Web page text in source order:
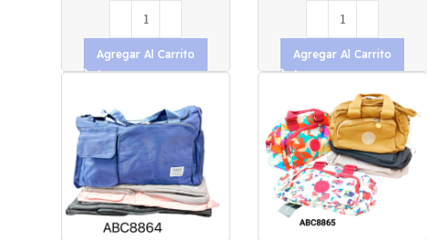
Agregar Al Carrito Agregar Al Carrito